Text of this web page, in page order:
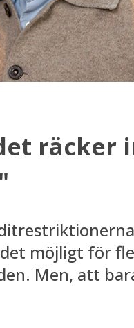
räcker
möjligt för
Men, att